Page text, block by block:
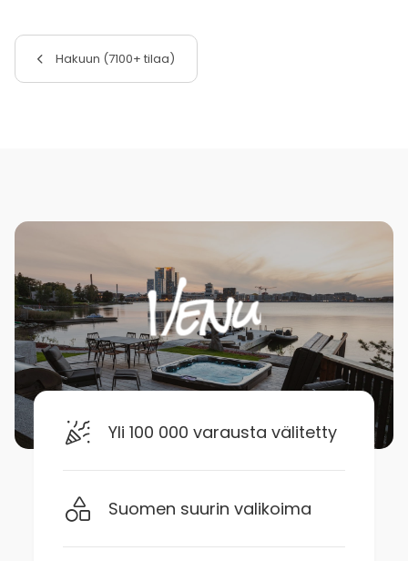
Hakuun (7100+ tilaa)
Yli 100 000 varausta välitetty
Suomen suurin valikoima